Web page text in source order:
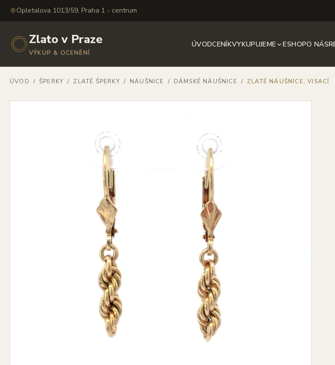
Opletalova 1013/59, Praha 1 - centrum
Zlato v Praze
VÝKUP & OCENĚNÍ
ÚVODCENÍKVYKUPUJEME ESHOPO NÁS
ÚVOD / ŠPERKY / ZLATÉ ŠPERKY / NÁUŠNICE / DÁMSKÉ NÁUŠNICE / ZLATÉ NÁUŠNICE, VISACÍ